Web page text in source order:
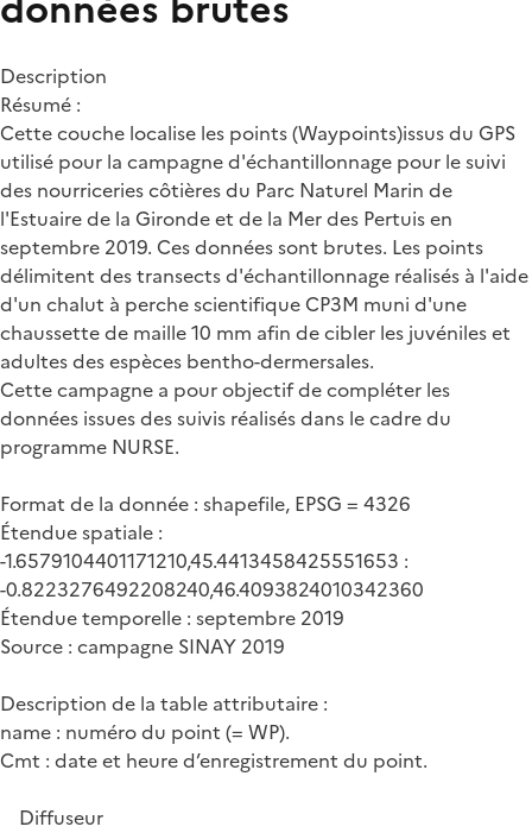
Description
Résumé :
Cette couche localise les points (Waypoints)issus du GPS
utilisé pour la campagne d'échantillonnage pour le suivi
des nourriceries côtières du Parc Naturel Marin de
l'Estuaire de la Gironde et de la Mer des Pertuis en
septembre 2019. Ces données sont brutes. Les points
délimitent des transects d'échantillonnage réalisés à l'aide
d'un chalut à perche scientifique CP3M muni d'une
chaussette de maille 10 mm afin de cibler les juvéniles et
adultes des espèces bentho-dermersales.
Cette campagne a pour objectif de compléter les
données issues des suivis réalisés dans le cadre du
programme NURSE.
Format de la donnée : shapefile, EPSG = 4326
Étendue spatiale :
-1.6579104401171210,45.4413458425551653 :
-0.8223276492208240,46.4093824010342360
Étendue temporelle : septembre 2019
Source : campagne SINAY 2019
Description de la table attributaire :
name : numéro du point (= WP).
Cmt : date et heure d’enregistrement du point.
Diffuseur